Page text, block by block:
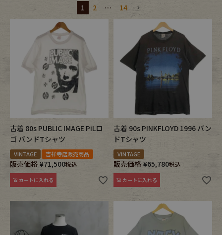
Bottoms
One Piece
Kidswear
小物・アクセサリーから探す
Eye Wear Cap
Bag Stall・Scarf
Accessory Shoes
vintage bicycle
1
2 … 14
古着 80s PUBLIC IMAGE PiLロ
ゴ バンドTシャツ
VINTAGE 吉祥寺店販売商品
販売価格 ¥71,500税込
カートに入れる
古着 90s PINKFLOYD 1996 バン
ドTシャツ
VINTAGE
販売価格 ¥65,780税込
カートに入れる